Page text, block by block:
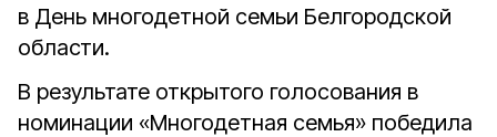
в День многодетной семьи Белгородской
области.
В результате открытого голосования в
номинации «Многодетная семья» победила